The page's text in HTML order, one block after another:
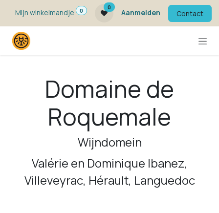
Mijn winkelmandje
0
0
Aanmelden Contact
Domaine de
Roquemale
Wijndomein
Valérie en Dominique Ibanez,
Villeveyrac, Hérault, Languedoc